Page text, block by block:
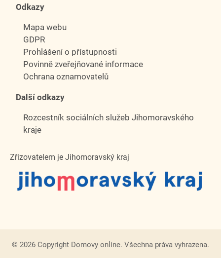
Odkazy
Mapa webu
GDPR
Prohlášení o přístupnosti
Povinně zveřejňované informace
Ochrana oznamovatelů
Další odkazy
Rozcestník sociálních služeb Jihomoravského
kraje
Zřizovatelem je Jihomoravský kraj
© 2026 Copyright Domovy online. Všechna práva vyhrazena.